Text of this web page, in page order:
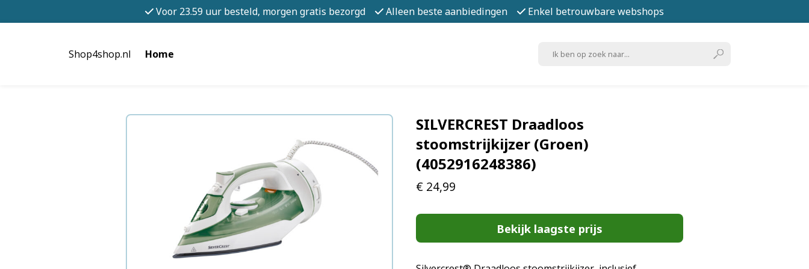
Voor 23.59 uur besteld, morgen gratis bezorgd Alleen beste aanbiedingen Enkel betrouwbare webshops
Shop4shop.nl Home
SILVERCREST Draadloos
stoomstrijkijzer (Groen)
(4052916248386)
€ 24,99
Bekijk laagste prijs